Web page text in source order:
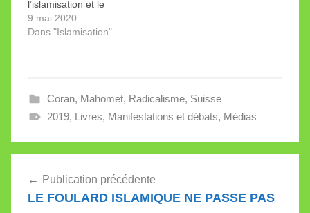
théologien protestant
et…
l’islamisation et le
radicalisme. Uli
Windisch (Suisse
Piazza (Suisse
italienne) ont reçu le
Award” 2020, annonce
dans un communiqué
Ghiringhelli. Lancé…
9 mai 2020
Dans "Islamisation"
Coran, Mahomet, Radicalisme, Suisse
2019, Livres, Manifestations et débats, Médias
de
Publication précédente
LE FOULARD ISLAMIQUE NE PASSE PAS